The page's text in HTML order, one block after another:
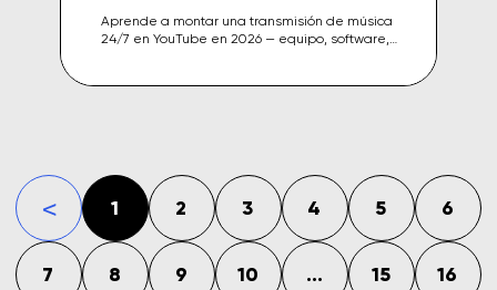
Aprende a montar una transmisión de música
24/7 en YouTube en 2026 — equipo, software,
1 2 3 4 5 6
7 8 9 10 ... 15 16